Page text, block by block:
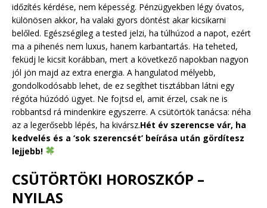
időzítés kérdése, nem képesség. Pénzügyekben légy óvatos,
különösen akkor, ha valaki gyors döntést akar kicsikarni
belőled. Egészségileg a tested jelzi, ha túlhúzod a napot, ezért
ma a pihenés nem luxus, hanem karbantartás. Ha teheted,
feküdj le kicsit korábban, mert a következő napokban nagyon
jól jön majd az extra energia. A hangulatod mélyebb,
gondolkodósabb lehet, de ez segíthet tisztábban látni egy
régóta húzódó ügyet. Ne fojtsd el, amit érzel, csak ne is
robbantsd rá mindenkire egyszerre. A csütörtök tanácsa: néha
az a legerősebb lépés, ha kivársz.Hét év szerencse vár, ha
kedvelés és a ‘sok szerencsét’ beírása után gördítesz
lejjebb!
CSÜTÖRTÖKI HOROSZKÓP –
NYILAS